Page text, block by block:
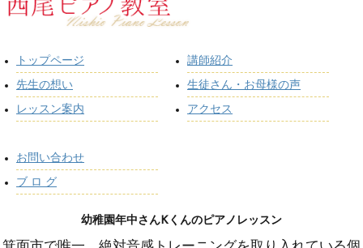
トップページ
先生の想い
レッスン案内
講師紹介
生徒さん・お母様の声
アクセス
お問い合わせ
ブ ロ グ
幼稚園年中さんKくんのピアノレッスン